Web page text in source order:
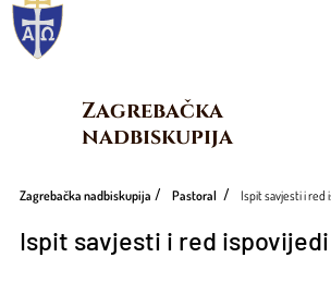
Zagrebačka
nadbiskupija
Zagrebačka nadbiskupija Pastoral Ispit savjesti i red
Ispit savjesti i red ispovijedi